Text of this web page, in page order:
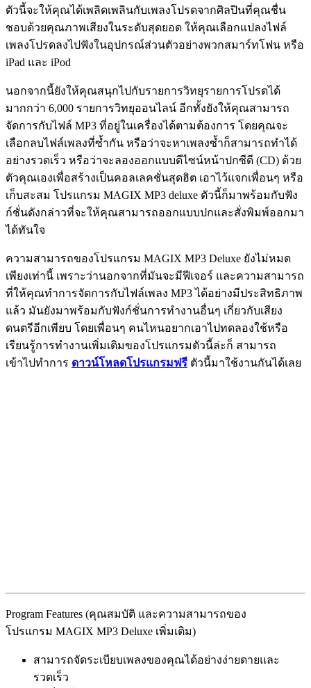
ตัวนี้จะให้คุณได้เพลิดเพลินกับเพลงโปรดจากศิลปินที่คุณชื่น
ชอบด้วยคุณภาพเสียงในระดับสุดยอด ให้คุณเลือกแปลงไฟล์
เพลงโปรดลงไปฟังในอุปกรณ์ส่วนตัวอย่างพวกสมาร์ทโฟน หรือ
iPad และ iPod
นอกจากนี้ยังให้คุณสนุกไปกับรายการวิทยุรายการโปรดได้
มากกว่า 6,000 รายการวิทยุออนไลน์ อีกทั้งยังให้คุณสามารถ
จัดการกับไฟล์ MP3 ที่อยู่ในเครื่องได้ตามต้องการ โดยคุณจะ
เลือกลบไฟล์เพลงที่ซ้ำกัน หรือว่าจะหาเพลงซ้ำก็สามารถทำได้
อย่างรวดเร็ว หรือว่าจะลองออกแบบดีไซน์หน้าปกซีดี (CD) ด้วย
ตัวคุณเองเพื่อสร้างเป็นคอลเลคชั่นสุดฮิต เอาไว้แจกเพื่อนๆ หรือ
เก็บสะสม โปรแกรม MAGIX MP3 deluxe ตัวนี้ก็มาพร้อมกับฟัง
ก์ชั่นดังกล่าวที่จะให้คุณสามารถออกแบบปกและสั่งพิมพ์ออกมา
ได้ทันใจ
ความสามารถของโปรแกรม MAGIX MP3 Deluxe ยังไม่หมด
เพียงเท่านี้ เพราะว่านอกจากที่มันจะมีฟีเจอร์ และความสามารถ
ที่ให้คุณทำการจัดการกับไฟล์เพลง MP3 ได้อย่างมีประสิทธิภาพ
แล้ว มันยังมาพร้อมกับฟังก์ชั่นการทำงานอื่นๆ เกี่ยวกับเสียง
ดนตรีอีกเพียบ โดยเพื่อนๆ คนไหนอยากเอาไปทดลองใช้หรือ
เรียนรู้การทำงานเพิ่มเติมของโปรแกรมตัวนี้ล่ะก็ สามารถ
เข้าไปทำการ ดาวน์โหลดโปรแกรมฟรี ตัวนี้มาใช้งานกันได้เลย
Program Features (คุณสมบัติ และความสามารถของ
โปรแกรม MAGIX MP3 Deluxe เพิ่มเติม)
สามารถจัดระเบียบเพลงของคุณได้อย่างง่ายดายและ
รวดเร็ว